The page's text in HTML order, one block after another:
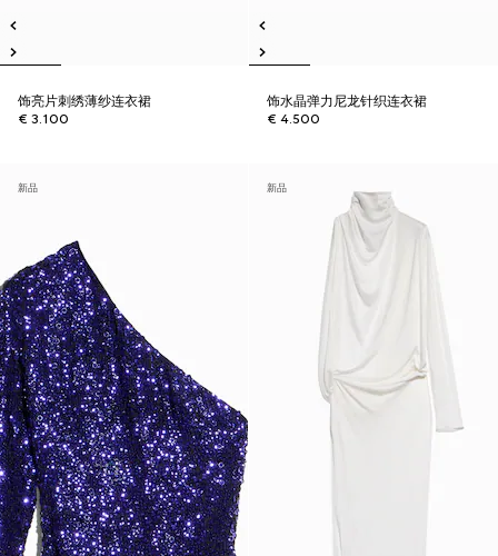
饰亮片刺绣薄纱连衣裙
€ 3.100
饰水晶弹力尼龙针织连衣裙
€ 4.500
新品 新品